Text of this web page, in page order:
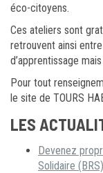
éco-citoyens.
Ces ateliers sont
retrouvent ainsi
d’apprentissage
Pour tout
le site de TOURS
LES
Devenez
Solidaire